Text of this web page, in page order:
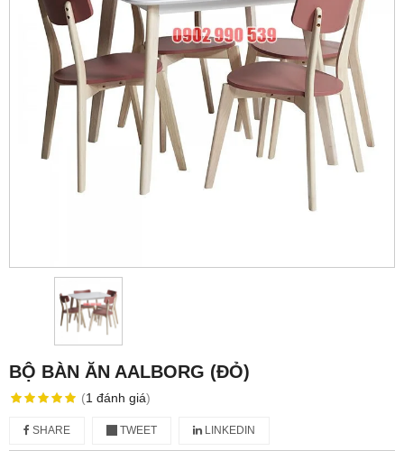
BỘ BÀN ĂN AALBORG (ĐỎ)
(1 đánh giá)
SHARE TWEET LINKEDIN